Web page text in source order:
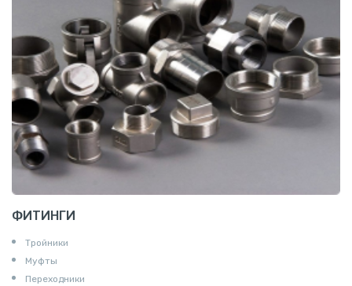
ФИТИНГИ
Тройники
Муфты
Переходники